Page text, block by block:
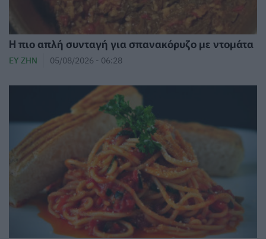
Η πιο απλή συνταγή για σπανακόρυζο με ντομάτα
ΕΥ ΖΗΝ 05/08/2026 - 06:28